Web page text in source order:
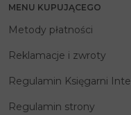
MENU KUPUJĄCEGO
Metody płatności
Reklamacje i zwroty
Regulamin Księgarni
Regulamin strony